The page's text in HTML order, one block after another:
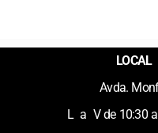
LOCAL
Avda.
L a V de 10:30